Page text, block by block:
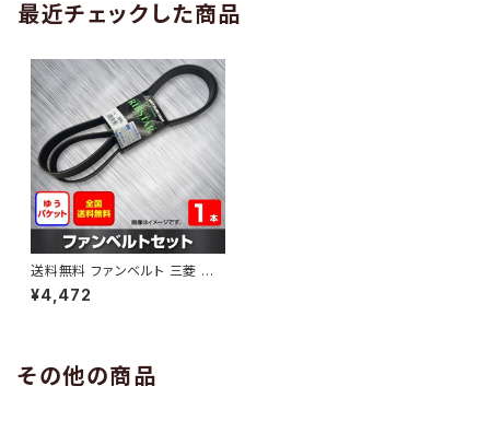
最近チェックした商品
送料無料 ファンベルト 三菱 ラ
ンサー 型式CP9A H10.12～H1
2.08 （国内トップメーカー） 1本
¥4,472
その他の商品